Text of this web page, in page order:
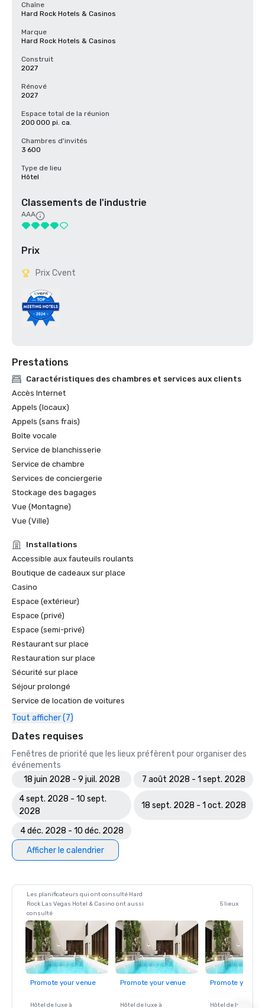
Chaîne
Hard Rock Hotels & Casinos
Marque
Hard Rock Hotels & Casinos
Construit
2027
Rénové
2027
Espace total de la réunion
200 000 pi. ca.
Chambres d'invités
3 600
Type de lieu
Hôtel
Classements de l'industrie
AAA
Prix
Prix Cvent
Prestations
Caractéristiques des chambres et services aux clients
Accès Internet
Appels (locaux)
Appels (sans frais)
Boîte vocale
Service de blanchisserie
Service de chambre
Services de conciergerie
Stockage des bagages
Vue (Montagne)
Vue (Ville)
Installations
Accessible aux fauteuils roulants
Boutique de cadeaux sur place
Casino
Espace (extérieur)
Espace (privé)
Espace (semi-privé)
Restaurant sur place
Restauration sur place
Sécurité sur place
Séjour prolongé
Service de location de voitures
Tout afficher (7)
Dates requises
Fenêtres de priorité que les lieux préfèrent pour organiser des
événements
18 juin 2028 - 9 juil. 2028
7 août 2028 - 1 sept. 2028
4 sept. 2028 - 10 sept.
2028
18 sept. 2028 - 1 oct. 2028
4 déc. 2028 - 10 déc. 2028
Afficher le calendrier
Les planificateurs qui ont consulté Hard
Rock Las Vegas Hotel & Casino ont aussi
consulté
5 lieux
Promote your venue
Hôtel de luxe à
Promote your venue
Hôtel de luxe à
Promote your
Hôtel de luxe à